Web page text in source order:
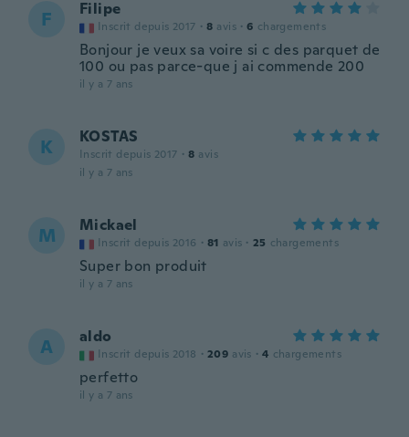
F Filipe
Inscrit depuis 2017 · 8 avis · 6 chargements
Bonjour je veux sa voire si c des parquet de
100 ou pas parce-que j ai commende 200
il y a 7 ans
K KOSTAS
Inscrit depuis 2017 · 8 avis
il y a 7 ans
M Mickael
Inscrit depuis 2016 · 81 avis · 25 chargements
Super bon produit
il y a 7 ans
A aldo
Inscrit depuis 2018 · 209 avis · 4 chargements
perfetto
il y a 7 ans